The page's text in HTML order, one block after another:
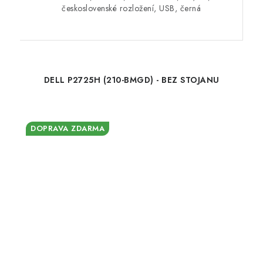
československé rozložení, USB, černá
DELL P2725H (210-BMGD) - BEZ STOJANU
DOPRAVA ZDARMA